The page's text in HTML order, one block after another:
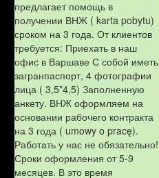
предлагает помощь в
получении ВНЖ ( karta pobytu)
сроком на 3 года. От клиентов
требуется: Приехать в наш
офис в Варшаве С собой иметь
загранпаспорт, 4 фотографии
лица ( 3,5*4,5) Заполненную
анкету. ВНЖ оформляем на
основании рабочего контракта
на 3 года ( umowy o pracę).
Работать у нас не обязательно!
Сроки оформления от 5-9
месяцев. В это время